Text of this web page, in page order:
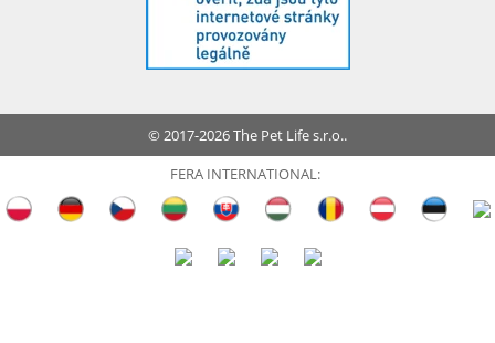
© 2017-2026 The Pet Life s.r.o..
FERA INTERNATIONAL: